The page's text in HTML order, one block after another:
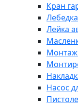
Кран
Лейка
Насос